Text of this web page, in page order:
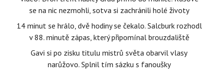
se na nic nezmohli, sotva si zachránili holé životy
14 minut se hrálo, dvě hodiny se čekalo. Salcburk rozhodl
v 88. minutě zápas, který připomínal brouzdaliště
Gavi si po zisku titulu mistrů světa obarvil vlasy
narůžovo. Splnil tím sázku s fanoušky